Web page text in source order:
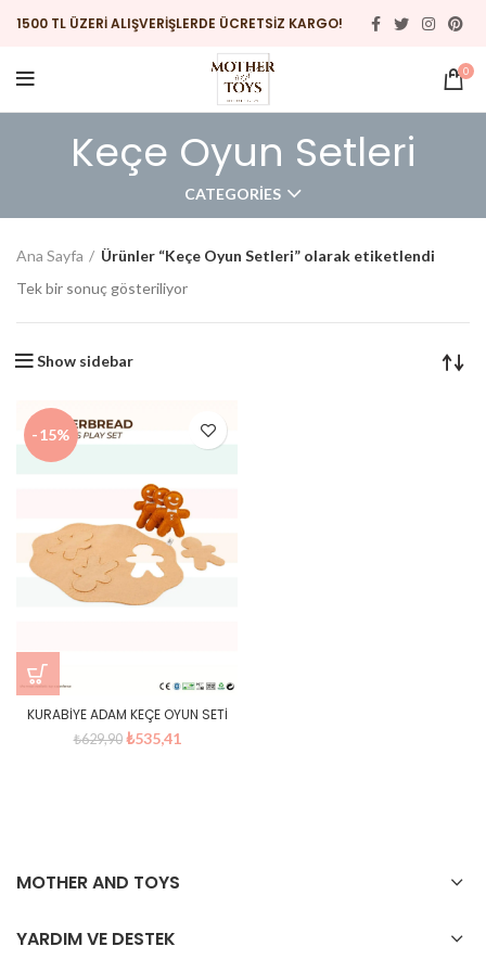
1500 TL ÜZERİ ALIŞVERİŞLERDE ÜCRETSİZ KARGO!
0
Keçe Oyun Setleri
CATEGORIES
Ana Sayfa
Ürünler “Keçe Oyun Setleri” olarak etiketlendi
Tek bir sonuç gösteriliyor
Show sidebar
-15%
KURABİYE ADAM KEÇE OYUN SETİ
₺629,90 Orijinal
₺535,41Şu
MOTHER AND TOYS
YARDIM VE DESTEK